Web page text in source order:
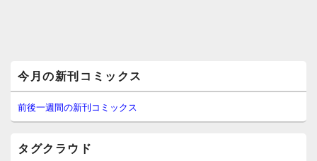
イ
ン
サ
イ
今月の新刊コミックス
前後一週間の新刊コミックス
タグクラウド